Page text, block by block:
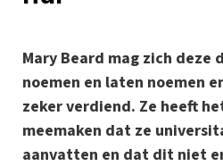
Mary Beard mag zich deze
noemen en laten noemen
zeker verdiend. Ze heeft
meemaken dat ze
aanvatten en dat dit niet